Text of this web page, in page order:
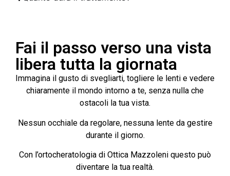
Fai il passo verso una vista
libera tutta la giornata
Immagina il gusto di svegliarti, togliere le lenti e vedere
chiaramente il mondo intorno a te, senza nulla che
ostacoli la tua vista.
Nessun occhiale da regolare, nessuna lente da gestire
durante il giorno.
Con l’ortocheratologia di Ottica Mazzoleni questo può
diventare la tua realtà.